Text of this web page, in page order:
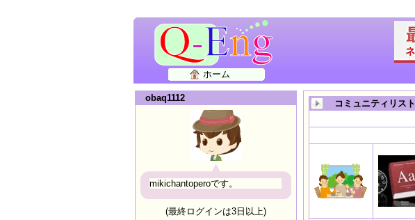
ホーム
obaq1112
mikichantoperoです。
(最終ログインは3日以上)
コミュニティリスト